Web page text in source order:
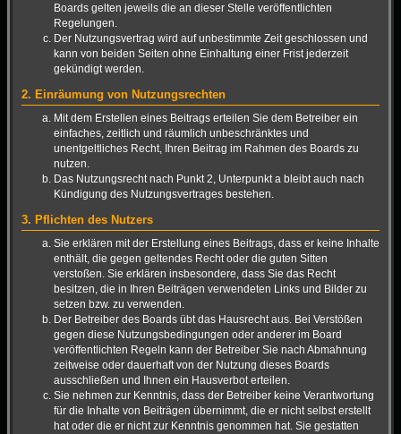
Boards gelten jeweils die an dieser Stelle veröffentlichten
Regelungen.
Der Nutzungsvertrag wird auf unbestimmte Zeit geschlossen und
kann von beiden Seiten ohne Einhaltung einer Frist jederzeit
gekündigt werden.
2. Einräumung von Nutzungsrechten
Mit dem Erstellen eines Beitrags erteilen Sie dem Betreiber ein
einfaches, zeitlich und räumlich unbeschränktes und
unentgeltliches Recht, Ihren Beitrag im Rahmen des Boards zu
nutzen.
Das Nutzungsrecht nach Punkt 2, Unterpunkt a bleibt auch nach
Kündigung des Nutzungsvertrages bestehen.
3. Pflichten des Nutzers
Sie erklären mit der Erstellung eines Beitrags, dass er keine Inhalte
enthält, die gegen geltendes Recht oder die guten Sitten
verstoßen. Sie erklären insbesondere, dass Sie das Recht
besitzen, die in Ihren Beiträgen verwendeten Links und Bilder zu
setzen bzw. zu verwenden.
Der Betreiber des Boards übt das Hausrecht aus. Bei Verstößen
gegen diese Nutzungsbedingungen oder anderer im Board
veröffentlichten Regeln kann der Betreiber Sie nach Abmahnung
zeitweise oder dauerhaft von der Nutzung dieses Boards
ausschließen und Ihnen ein Hausverbot erteilen.
Sie nehmen zur Kenntnis, dass der Betreiber keine Verantwortung
für die Inhalte von Beiträgen übernimmt, die er nicht selbst erstellt
hat oder die er nicht zur Kenntnis genommen hat. Sie gestatten